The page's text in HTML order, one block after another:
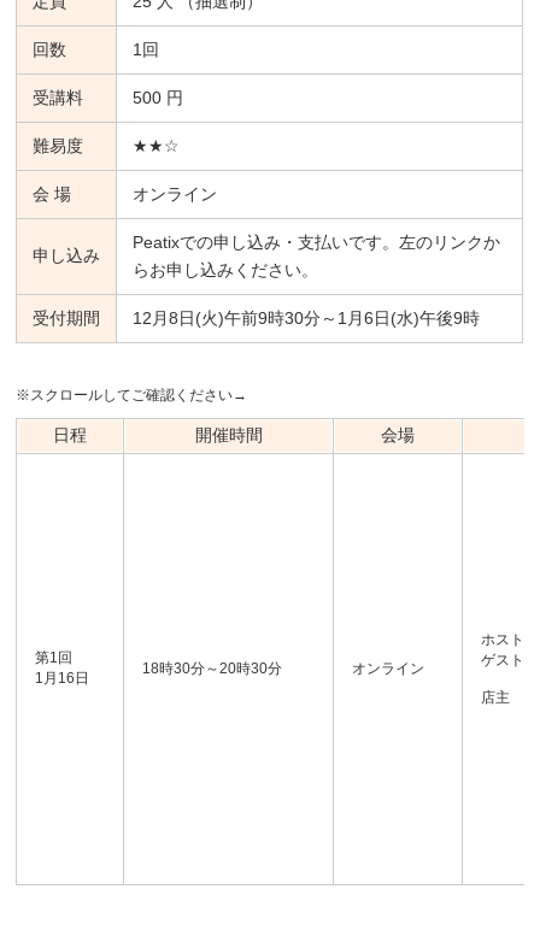
回数 1回
受講料 500 円
難易度 ★★☆
会 場 オンライン
申し込み
Peatixでの申し込み・支払いです。左のリンクか
らお申し込みください。
受付期間 12月8日(火)午前9時30分～1月6日(水)午後9時
※スクロールしてご確認ください→
日程 開催時間 会場
第1回
1月16日
18時30分～20時30分 オンライン
ホスト
ゲスト
店主 梅